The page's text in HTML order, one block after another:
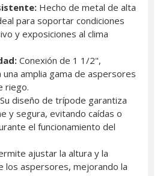
Hecho de metal de alta
para soportar condiciones
y exposiciones al clima
Conexión de 1 1/2",
amplia gama de aspersores
riego.
Su diseño de trípode garantiza
y segura, evitando caídas o
el funcionamiento del
ajustar la altura y la
los aspersores, mejorando la